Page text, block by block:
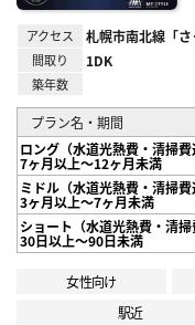
アクセス 札幌市南北線「
間取り 1DK
築年数
プラン名・期間
ロング（水道光熱費・清掃費
7ヶ月以上～12ヶ月未満
ミドル（水道光熱費・清掃費
3ヶ月以上～7ヶ月未満
ショート（水道光熱費・清掃
30日以上～90日未満
女性向け
駅近